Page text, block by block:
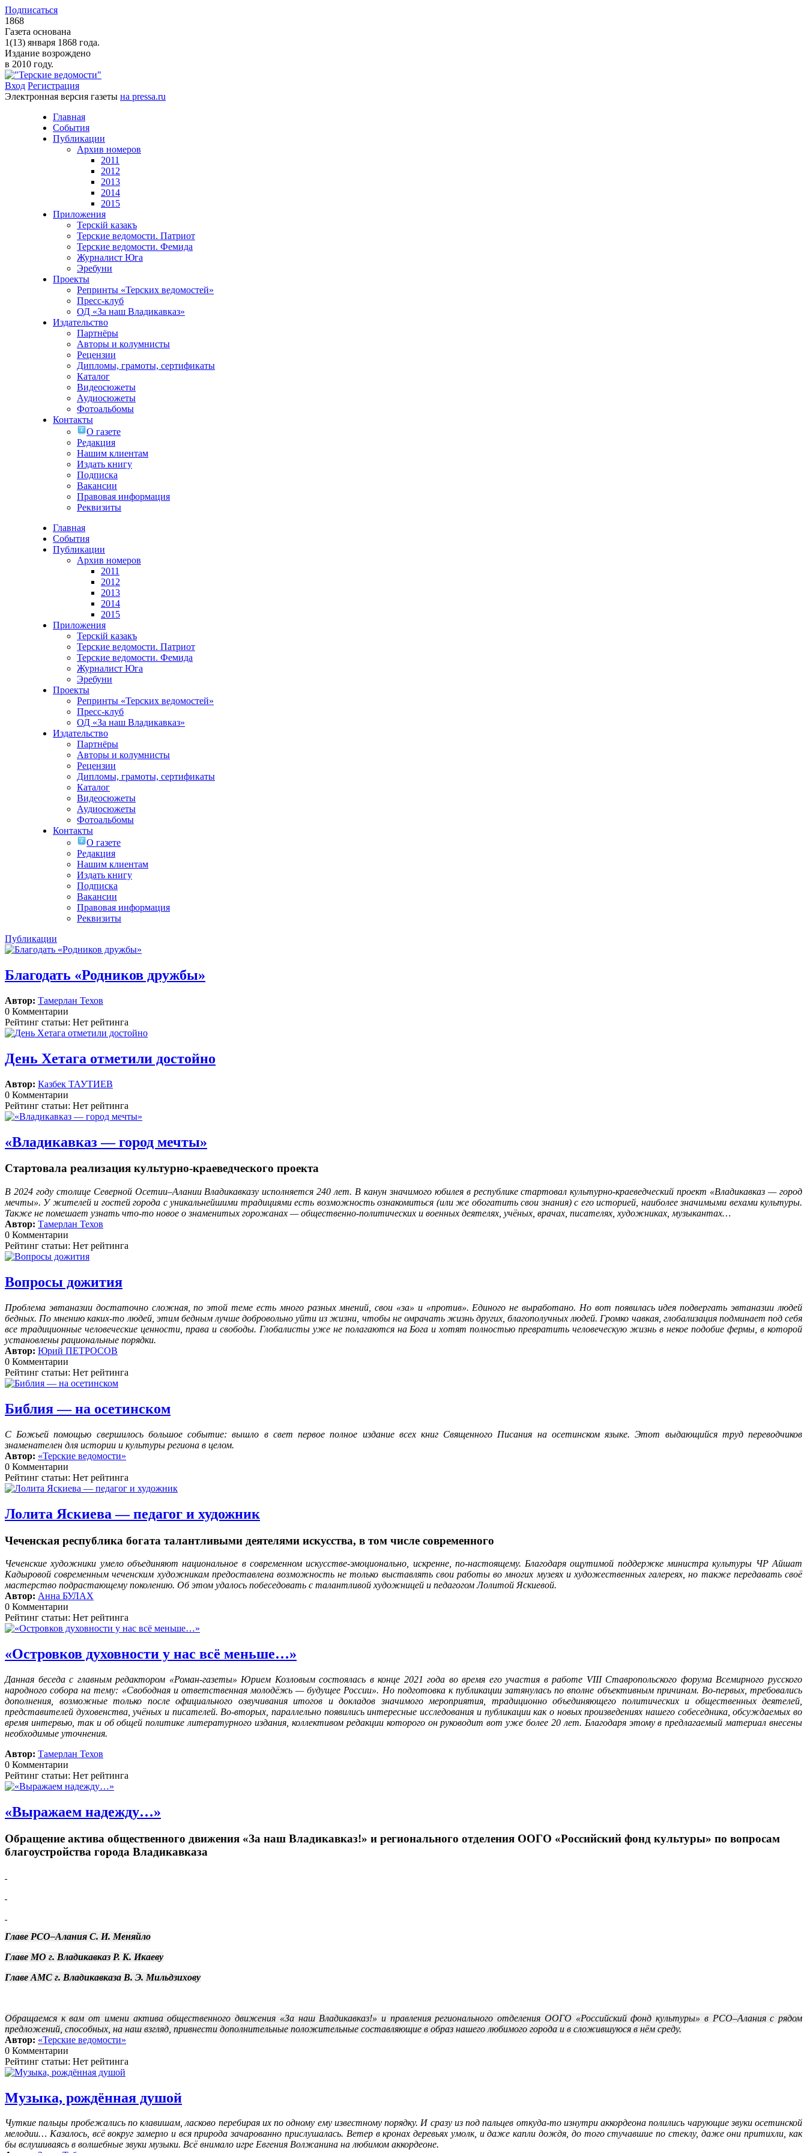
Подписаться
1868
Газета основана
1(13) января 1868 года.
Издание возрождено
в 2010 году.
Вход Регистрация
Электронная версия газеты на pressa.ru
Главная
События
Публикации
Архив номеров
2011
2012
2013
2014
2015
Приложения
Терскiй казакъ
Терские ведомости. Патриот
Терские ведомости. Фемида
Журналист Юга
Эребуни
Проекты
Репринты «Терских ведомостей»
Пресс-клуб
ОД «За наш Владикавказ»
Издательство
Партнёры
Авторы и колумнисты
Рецензии
Дипломы, грамоты, сертификаты
Каталог
Видеосюжеты
Аудиосюжеты
Фотоальбомы
Контакты
О газете
Редакция
Нашим клиентам
Издать книгу
Подписка
Вакансии
Правовая информация
Реквизиты
Главная
События
Публикации
Архив номеров
2011
2012
2013
2014
2015
Приложения
Терскiй казакъ
Терские ведомости. Патриот
Терские ведомости. Фемида
Журналист Юга
Эребуни
Проекты
Репринты «Терских ведомостей»
Пресс-клуб
ОД «За наш Владикавказ»
Издательство
Партнёры
Авторы и колумнисты
Рецензии
Дипломы, грамоты, сертификаты
Каталог
Видеосюжеты
Аудиосюжеты
Фотоальбомы
Контакты
О газете
Редакция
Нашим клиентам
Издать книгу
Подписка
Вакансии
Правовая информация
Реквизиты
Публикации
Благодать «Родников дружбы»
Автор: Тамерлан Техов
0 Комментарии
Рейтинг статьи: Нет рейтинга
День Хетага отметили достойно
Автор: Казбек ТАУТИЕВ
0 Комментарии
Рейтинг статьи: Нет рейтинга
«Владикавказ — город мечты»
Стартовала реализация культурно-краеведческого проекта
В 2024 году столице Северной Осетии–Алании Владикавказу исполняется 240 лет. В канун значимого юбилея в республике стартовал культурно-краеведческий проект «Владикавказ — город
мечты». У жителей и гостей города с уникальнейшими традициями есть возможность ознакомиться (или же обогатить свои знания) с его историей, наиболее значимыми вехами культуры.
Также не помешает узнать что-то новое о знаменитых горожанах — общественно-политических и военных деятелях, учёных, врачах, писателях, художниках, музыкантах…
Автор: Тамерлан Техов
0 Комментарии
Рейтинг статьи: Нет рейтинга
Вопросы дожития
Проблема эвтаназии достаточно сложная, по этой теме есть много разных мнений, свои «за» и «против». Единого не выработано. Но вот появилась идея подвергать эвтаназии людей
бедных. По мнению каких-то людей, этим бедным лучше добровольно уйти из жизни, чтобы не омрачать жизнь других, благополучных людей. Громко чавкая, глобализация подминает под себя
все традиционные человеческие ценности, права и свободы. Глобалисты уже не полагаются на Бога и хотят полностью превратить человеческую жизнь в некое подобие фермы, в которой
установлены рациональные порядки.
Автор: Юрий ПЕТРОСОВ
0 Комментарии
Рейтинг статьи: Нет рейтинга
Библия — на осетинском
С Божьей помощью свершилось большое событие: вышло в свет первое полное издание всех книг Священного Писания на осетинском языке. Этот выдающийся труд переводчиков
знаменателен для истории и культуры региона в целом.
Автор: «Терские ведомости»
0 Комментарии
Рейтинг статьи: Нет рейтинга
Лолита Яскиева — педагог и художник
Чеченская республика богата талантливыми деятелями искусства, в том числе современного
Чеченские художники умело объединяют национальное в современном искусстве-эмоционально, искренне, по-настоящему. Благодаря ощутимой поддержке министра культуры ЧР Айшат
Кадыровой современным чеченским художникам предоставлена возможность не только выставлять свои работы во многих музеях и художественных галереях, но также передавать своё
мастерство подрастающему поколению. Об этом удалось побеседовать с талантливой художницей и педагогом Лолитой Яскиевой.
Автор: Анна БУЛАХ
0 Комментарии
Рейтинг статьи: Нет рейтинга
«Островков духовности у нас всё меньше…»
Данная беседа с главным редактором «Роман-газеты» Юрием Козловым состоялась в конце 2021 года во время его участия в работе VIIIСтавропольского форума Всемирного русского
народного собора на тему: «Свободная и ответственная молодёжь — будущее России». Но подготовка к публикации затянулась по вполне объективным причинам. Во-первых, требовались
дополнения, возможные только после официального озвучивания итогов и докладов значимого мероприятия, традиционно объединяющего политических и общественных деятелей,
представителей духовенства, учёных и писателей. Во-вторых, параллельно появились интересные исследования и публикации как о новых произведениях нашего собеседника, обсуждаемых во
время интервью, так и об общей политике литературного издания, коллективом редакции которого он руководит вот уже более 20 лет. Благодаря этому в предлагаемый материал внесены
необходимые уточнения.
Автор: Тамерлан Техов
0 Комментарии
Рейтинг статьи: Нет рейтинга
«Выражаем надежду…»
Обращение актива общественного движения «За наш Владикавказ!» и регионального отделения ООГО «Российский фонд культуры» по вопросам
благоустройства города Владикавказа
Главе РСО–Алания С. И. Меняйло
Главе МО г. Владикавказ Р. К. Икаеву
Главе АМС г. Владикавказа В. Э. Мильдзихову
Обращаемся к вам от имени актива общественного движения «За наш Владикавказ!» и правления регионального отделения ООГО «Российский фонд культуры» в РСО–Алания с рядом
предложений, способных, на наш взгляд, привнести дополнительные положительные составляющие в образ нашего любимого города и в сложившуюся в нём среду.
Автор: «Терские ведомости»
0 Комментарии
Рейтинг статьи: Нет рейтинга
Музыка, рождённая душой
Чуткие пальцы пробежались по клавишам, ласково перебирая их по одному ему известному порядку. И сразу из под пальцев откуда-то изнутри аккордеона полились чарующие звуки осетинской
мелодии… Казалось, всё вокруг замерло и вся природа зачарованно прислушалась. Ветер в кронах деревьях умолк, и даже капли дождя, до того стучавшие по стеклу, даже они притихли, как
бы вслушиваясь в волшебные звуки музыки. Всё внимало игре Евгения Волжанина на любимом аккордеоне.